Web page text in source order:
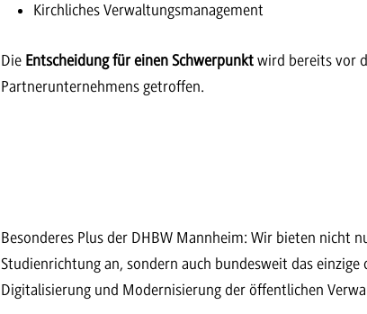
Kirchliches Verwaltungsmanagement
Die Entscheidung für einen Schwerpunktwird bereits vor
Partnerunternehmens getroffen.
Besonderes Plus der DHBW Mannheim: Wir bieten nicht
Studienrichtung an, sondern auch bundesweit das
Digitalisierung und Modernisierung der öffentlichen